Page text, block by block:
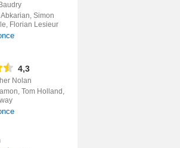
Simon
Florian Lesieur
4,3
Nolan
Tom Holland,